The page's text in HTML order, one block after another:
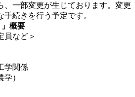
、一部変更が生じております。変更
続きを行う予定です。
」概要
員など＞
学関係
）